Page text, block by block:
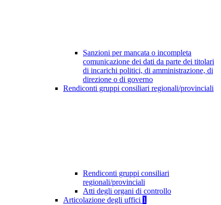
Sanzioni per mancata o incompleta
comunicazione dei dati da parte dei titolari
di incarichi politici, di amministrazione, di
direzione o di governo
Rendiconti gruppi consiliari regionali/provinciali
Rendiconti gruppi consiliari
regionali/provinciali
Atti degli organi di controllo
Articolazione degli uffici 1